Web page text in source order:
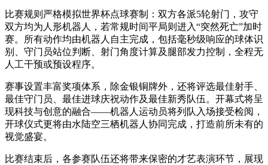
比赛规则严格模拟世界杯点球赛制：双方各派5轮射门，攻守
双方均为人形机器人，若常规时间平局则进入“突然死亡”加时
赛。所有动作均由机器人自主完成，包括毫秒级响应的球体识
别、守门员站位判断、射门角度计算及腿部发力控制，全程无
人工干预或预设程序。
赛事设置丰富奖项体系，除金银铜牌外，还将评选最佳射手、
最佳守门员、最佳进球庆祝动作及最佳新秀队伍。开幕式将呈
现科技与创意的融合——机器人运动员将列队入场接受检阅，
开球仪式更将由水陆空三栖机器人协同完成，打造前所未有的
视觉盛宴。
比赛结束后，各参赛队伍还将带来保密的才艺表演环节，展现